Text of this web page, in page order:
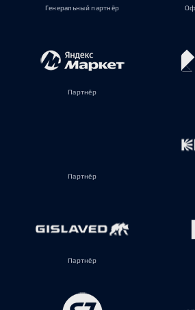
Генеральный партнёр
Партнёр
Партнёр
Партнёр